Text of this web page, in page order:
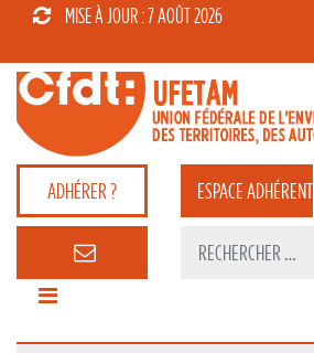
MISE À JOUR : 7 AOÛT 2026
ADHÉRER ? ESPACEADHÉRENT